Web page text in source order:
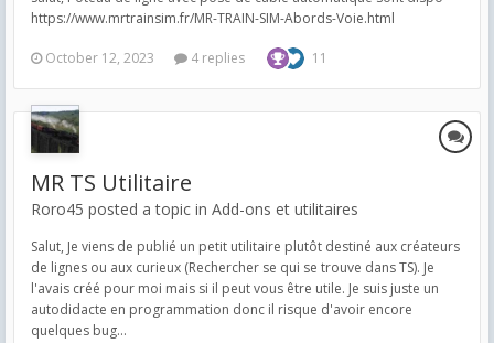
https://www.mrtrainsim.fr/MR-TRAIN-SIM-Abords-Voie.html
October 12, 2023 4 replies 11
MR TS Utilitaire
Roro45 posted a topic in Add-ons et utilitaires
Salut, Je viens de publié un petit utilitaire plutôt destiné aux créateurs
de lignes ou aux curieux (Rechercher se qui se trouve dans TS). Je
l'avais créé pour moi mais si il peut vous être utile. Je suis juste un
autodidacte en programmation donc il risque d'avoir encore
quelques bug...